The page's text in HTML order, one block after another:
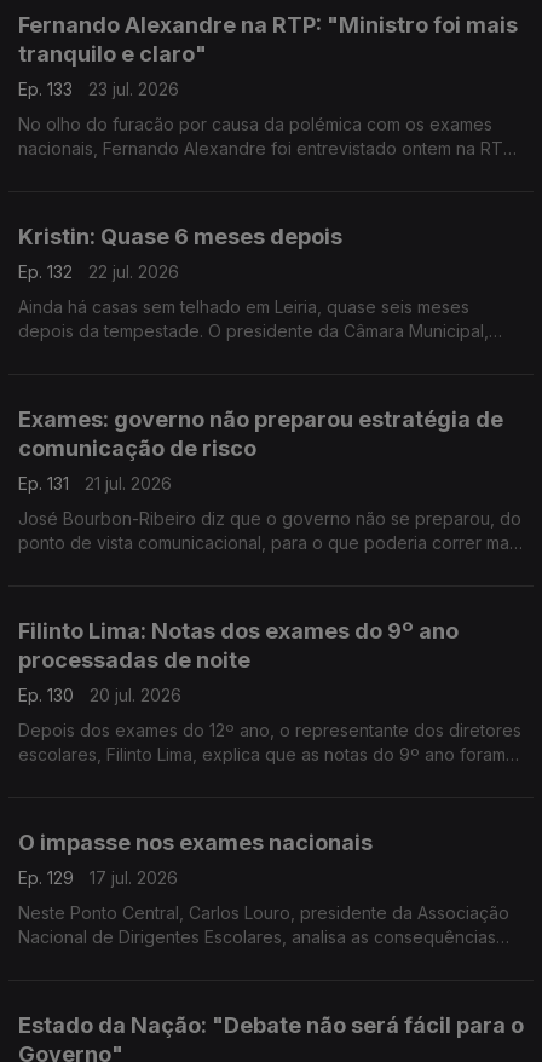
Fernando Alexandre na RTP: "Ministro foi mais
tranquilo e claro"
Ep. 133
23 jul. 2026
No olho do furacão por causa da polémica com os exames
nacionais, Fernando Alexandre foi entrevistado ontem na RTP.
Kristin: Quase 6 meses depois
Ep. 132
22 jul. 2026
Ainda há casas sem telhado em Leiria, quase seis meses
depois da tempestade. O presidente da Câmara Municipal,
Exames: governo não preparou estratégia de
comunicação de risco
Ep. 131
21 jul. 2026
José Bourbon-Ribeiro diz que o governo não se preparou, do
ponto de vista comunicacional, para o que poderia correr mal
Filinto Lima: Notas dos exames do 9º ano
processadas de noite
Ep. 130
20 jul. 2026
Depois dos exames do 12º ano, o representante dos diretores
escolares, Filinto Lima, explica que as notas do 9º ano foram
O impasse nos exames nacionais
Ep. 129
17 jul. 2026
Neste Ponto Central, Carlos Louro, presidente da Associação
Nacional de Dirigentes Escolares, analisa as consequências
Estado da Nação: "Debate não será fácil para o
Governo"